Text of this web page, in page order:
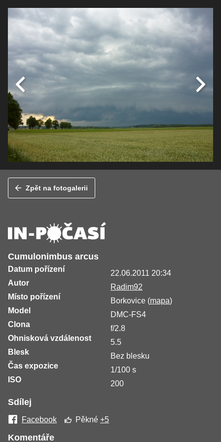
Zpět na fotogalerii
Cumulonimbus arcus
Datum pořízení
22.06.2011 20:34
Autor
Radim92
Místo pořízení
Borkovice (mapa)
Model
DMC-FS4
Clona
f/2.8
Ohnisková vzdálenost
5.5
Blesk
Bez blesku
Čas expozice
1/100 s
ISO
200
Sdílej
Facebook Pěkné+5
Komentáře